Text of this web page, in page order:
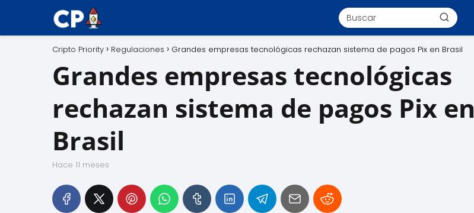
Cripto Priority Regulaciones Grandes empresas tecnológicas rechazan sistema de pagos Pix en Brasil
Grandes empresas tecnológicas
rechazan sistema de pagos Pix en
Brasil
hace 11 meses